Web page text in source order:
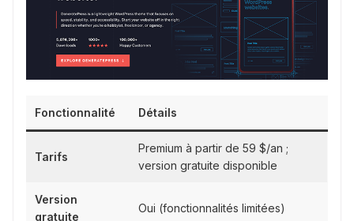
Fonctionnalité Détails
Tarifs
Premium à partir de 59 $/an ;
version gratuite disponible
Version
gratuite
Oui (fonctionnalités limitées)